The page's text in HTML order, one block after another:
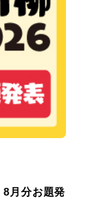
8月分お題発